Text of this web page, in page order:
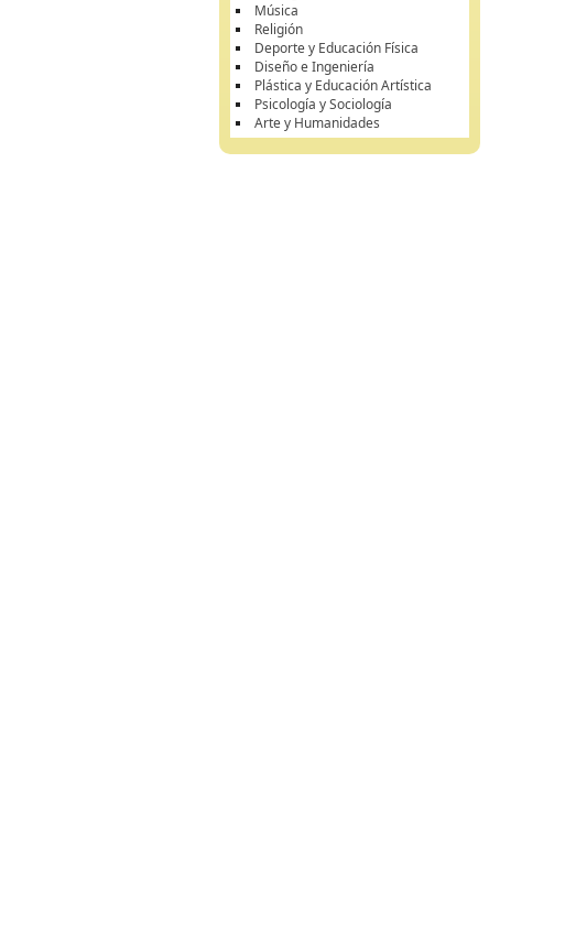
Música
Religión
Deporte y Educación Física
Diseño e Ingeniería
Plástica y Educación Artística
Psicología y Sociología
Arte y Humanidades